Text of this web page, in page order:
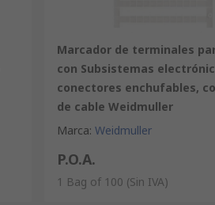
Marcador de terminales
con Subsistemas
conectores enchufables,
de cable Weidmuller
Marca: Weidmuller
P.O.A.
1 Bag of 100 (Sin IVA)